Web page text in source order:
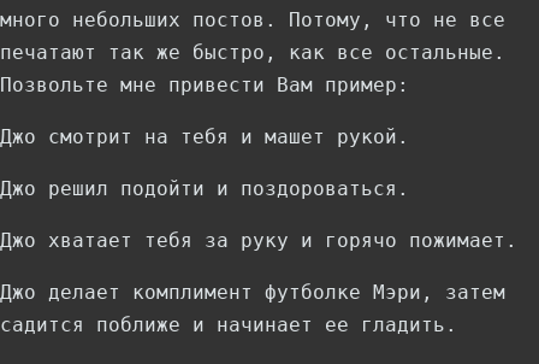
много небольших постов. Потому, что не все
печатают так же быстро, как все остальные.
Позвольте мне привести Вам пример:
Джо смотрит на тебя и машет рукой.
Джо решил подойти и поздороваться.
Джо хватает тебя за руку и горячо пожимает.
Джо делает комплимент футболке Мэри, затем
садится поближе и начинает ее гладить.